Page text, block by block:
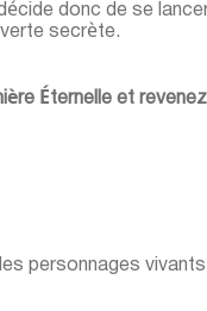
donc de se
secrète.
Éternelle et
personnages